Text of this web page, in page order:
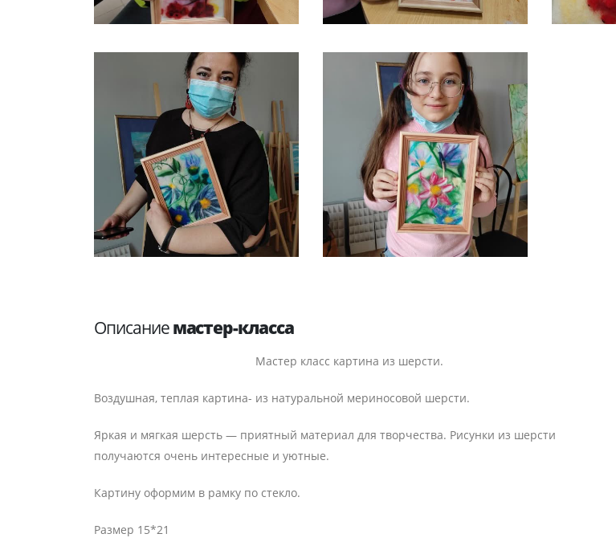
Описаниемастер-класса
Мастер класс картина из шерсти.
Воздушная, теплая картина- из натуральной мериносовой шерсти.
Яркая и мягкая шерсть — приятный материал для творчества. Рисунки из шерсти
получаются очень интересные и уютные.
Картину оформим в рамку по стекло.
Размер 15*21